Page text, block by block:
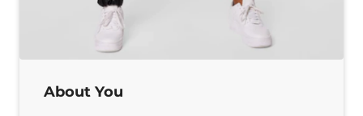
About You